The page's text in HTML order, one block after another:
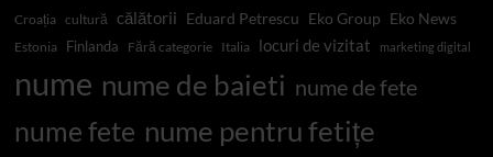
Croația cultură călătorii Eduard Petrescu Eko Group Eko News
Estonia Finlanda Fără categorie Italia locuri de vizitat marketing digital
nume nume de baieti nume de fete
nume fete nume pentru fetițe